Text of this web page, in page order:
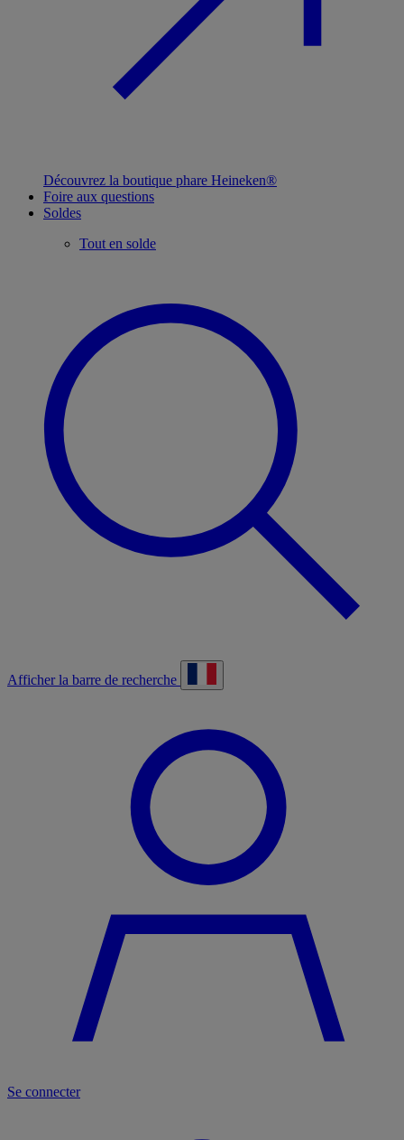
Découvrez la boutique phare Heineken®
Foire aux questions
Soldes
Tout en solde
Afficher la barre de recherche
Se connecter